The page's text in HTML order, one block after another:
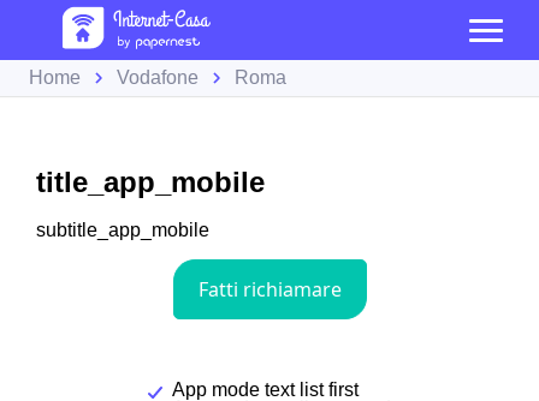
Home Vodafone Roma